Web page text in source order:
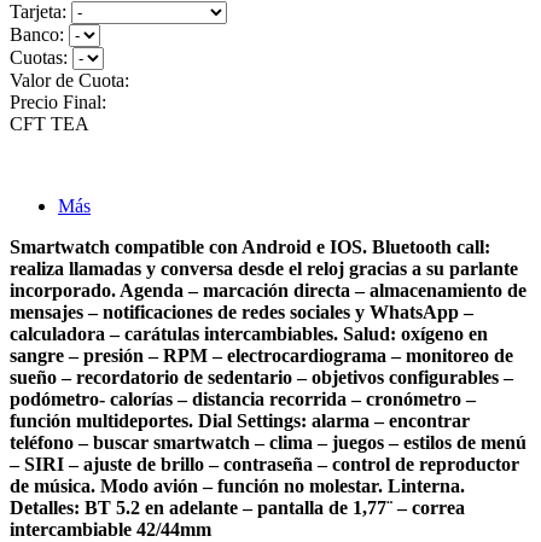
Tarjeta:
Banco:
Cuotas:
Valor de Cuota:
Precio Final:
CFT TEA
Más
Smartwatch compatible con Android e IOS. Bluetooth call:
realiza llamadas y conversa desde el reloj gracias a su parlante
incorporado. Agenda – marcación directa – almacenamiento de
mensajes – notificaciones de redes sociales y WhatsApp –
calculadora – carátulas intercambiables. Salud: oxígeno en
sangre – presión – RPM – electrocardiograma – monitoreo de
sueño – recordatorio de sedentario – objetivos configurables –
podómetro- calorías – distancia recorrida – cronómetro –
función multideportes. Dial Settings: alarma – encontrar
teléfono – buscar smartwatch – clima – juegos – estilos de menú
– SIRI – ajuste de brillo – contraseña – control de reproductor
de música. Modo avión – función no molestar. Linterna.
Detalles: BT 5.2 en adelante – pantalla de 1,77¨ – correa
intercambiable 42/44mm